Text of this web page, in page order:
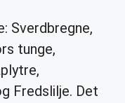
Sverdbregne,
tunge,
Fredslilje. Det